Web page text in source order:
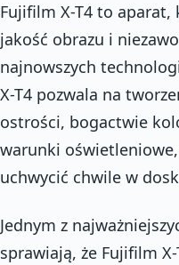
Fujifilm X-T4 to
jakość obrazu i
najnowszych
X-T4 pozwala na
ostrości, bogactwie
warunki
uchwycić chwile w
Jednym z
sprawiają, że Fujifilm